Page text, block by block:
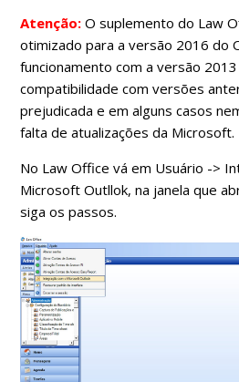
Atenção: O suplemento do Law
otimizado para a versão 2016 do
funcionamento com a versão
compatibilidade com versões
prejudicada e em alguns casos
falta de atualizações da Microsoft.
No Law Office vá em Usuário ->
Microsoft Outllok, na janela que
siga os passos.